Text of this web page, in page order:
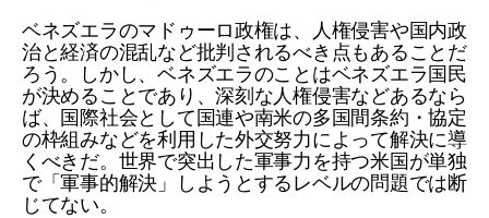
ベネズエラのマドゥーロ政権は、人権侵害や国内政
治と経済の混乱など批判されるべき点もあることだ
ろう。しかし、ベネズエラのことはベネズエラ国民
が決めることであり、深刻な人権侵害などあるなら
ば、国際社会として国連や南米の多国間条約・協定
の枠組みなどを利用した外交努力によって解決に導
くべきだ。世界で突出した軍事力を持つ米国が単独
で「軍事的解決」しようとするレベルの問題では断
じてない。